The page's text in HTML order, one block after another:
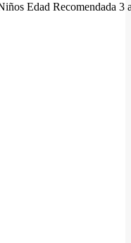
Edad Recomendada 3